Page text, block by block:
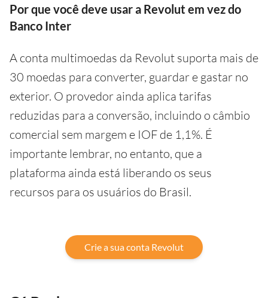
Por que você deve usar a Revolut em vez do
Banco Inter
A conta multimoedas da Revolut suporta mais de
30 moedas para converter, guardar e gastar no
exterior. O provedor ainda aplica tarifas
reduzidas para a conversão, incluindo o câmbio
comercial sem margem e IOF de 1,1%. É
importante lembrar, no entanto, que a
plataforma ainda está liberando os seus
recursos para os usuários do Brasil.
Crie a sua conta Revolut